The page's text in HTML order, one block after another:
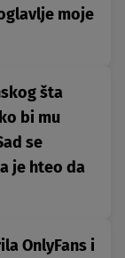
moje
šta
bi mu
se
je hteo da
OnlyFans i